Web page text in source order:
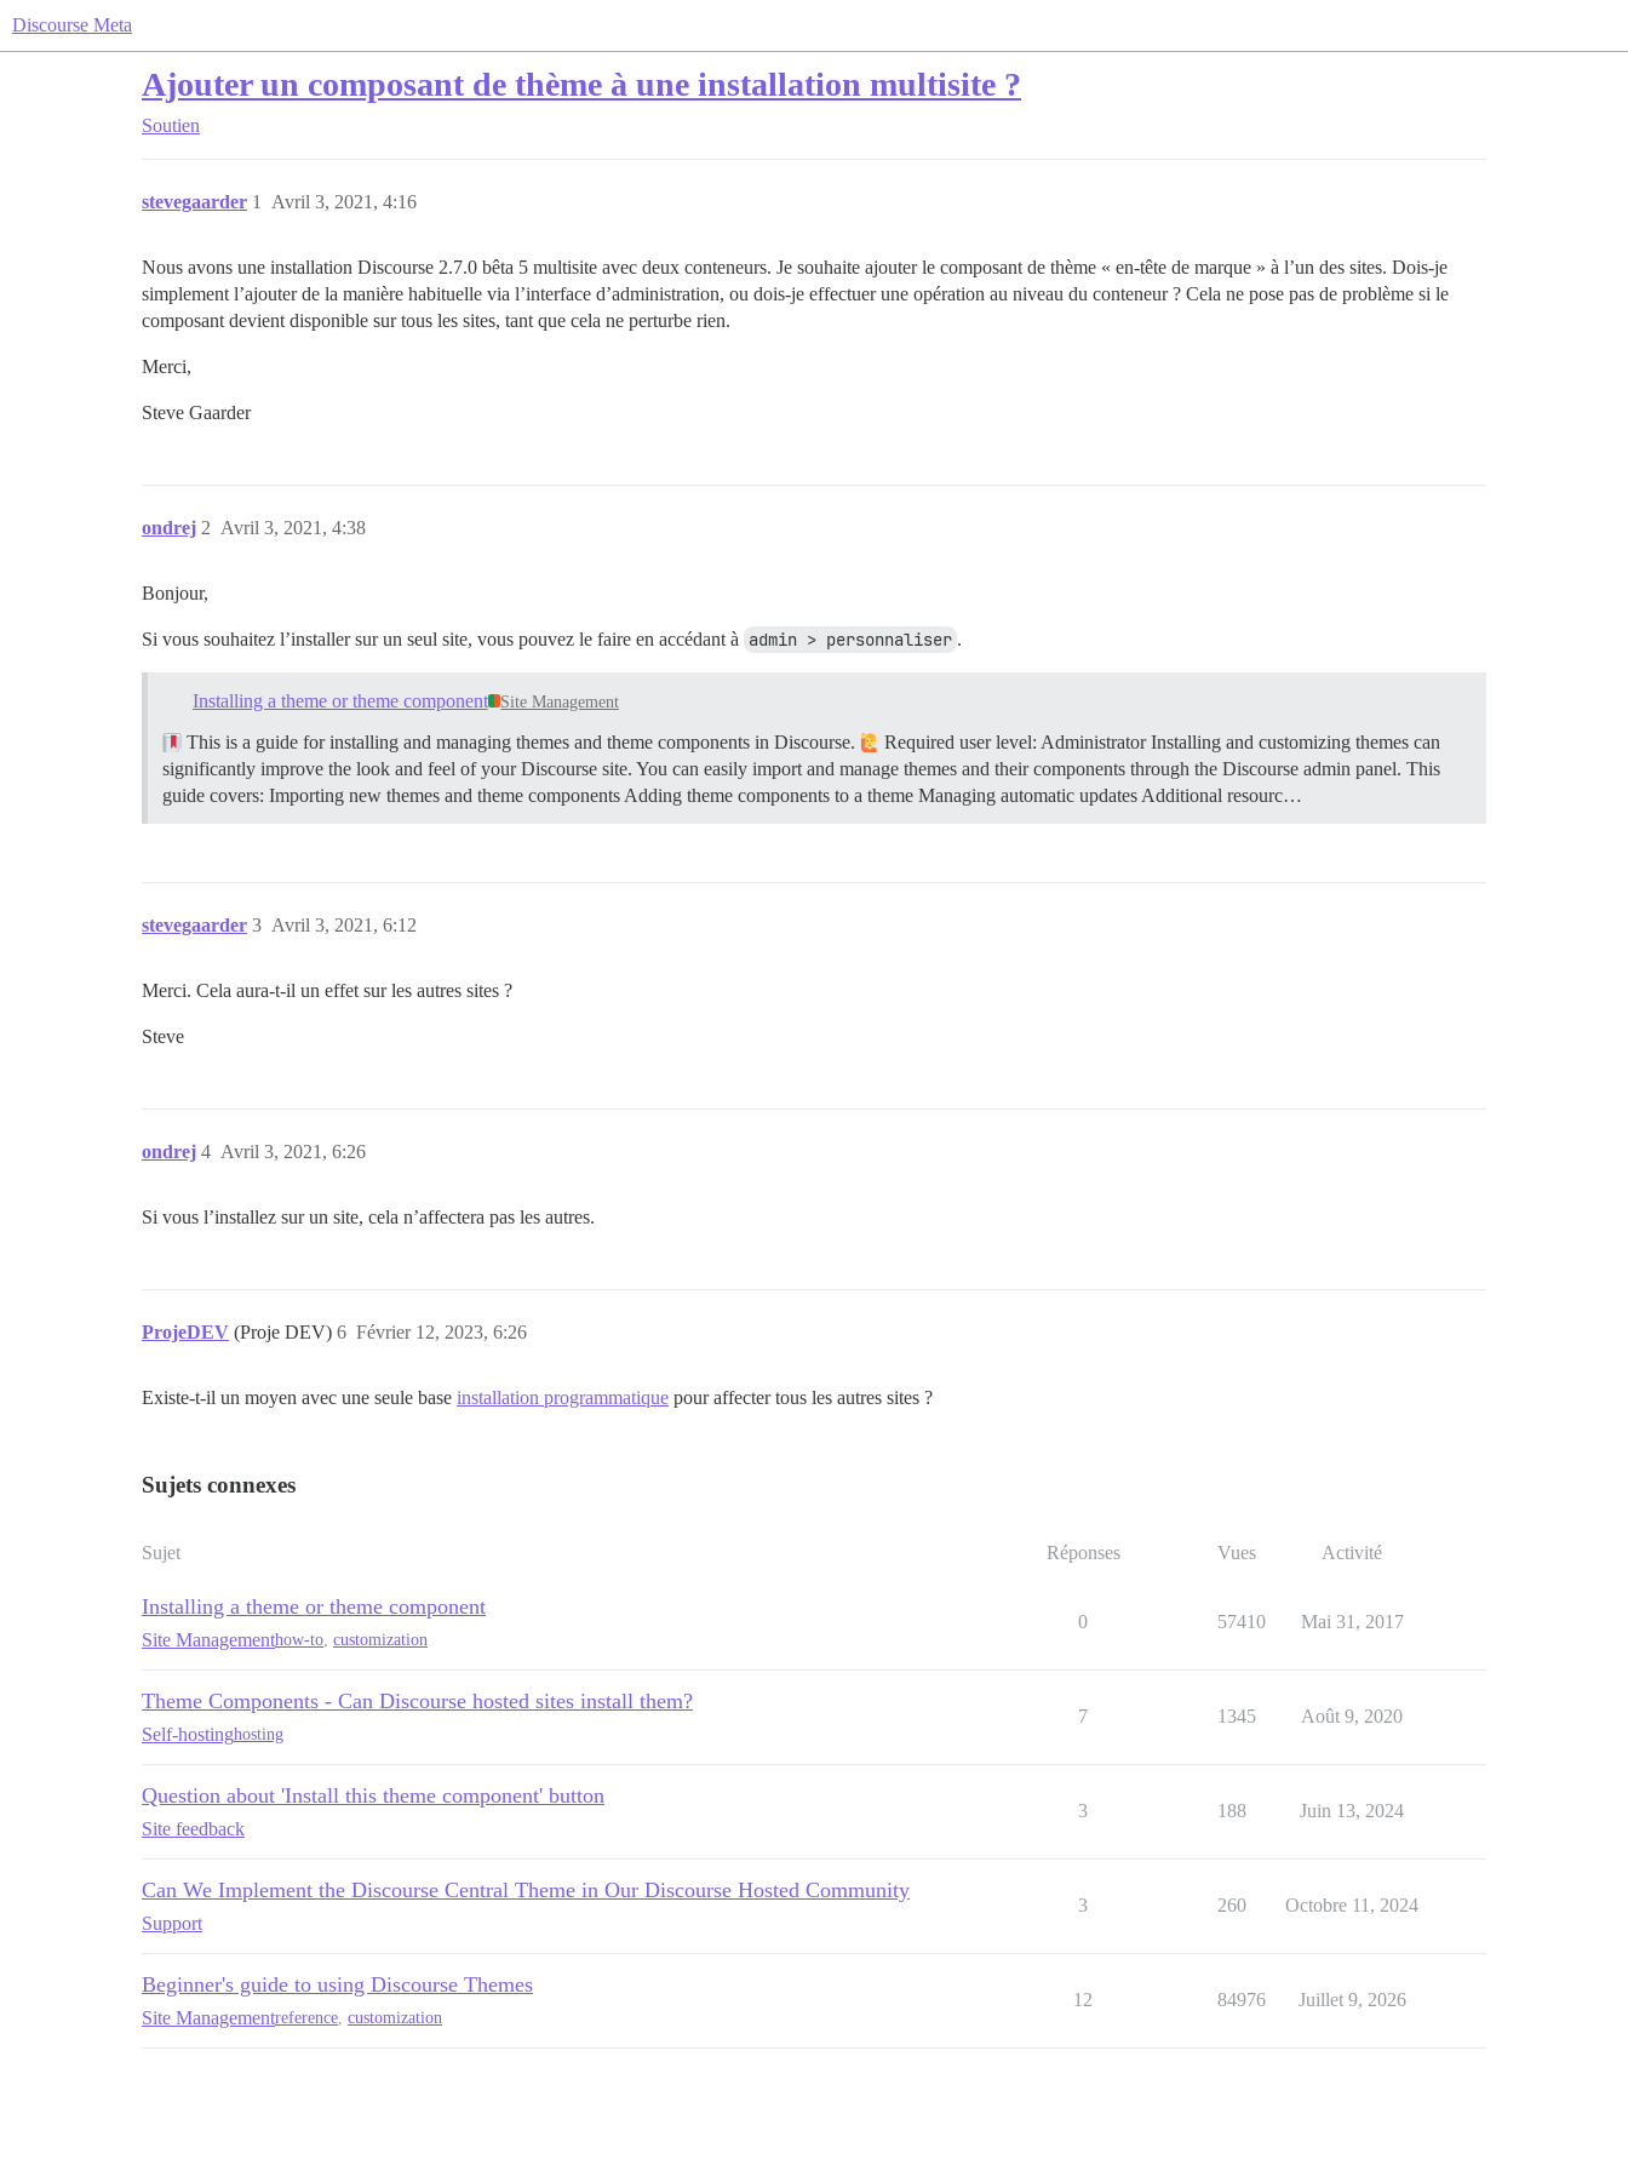
Discourse Meta
Ajouter un composant de thème à une installation multisite ?
Soutien
stevegaarder Avril 3, 2021, 4:16
1
Nous avons une installation Discourse 2.7.0 bêta 5 multisite avec deux conteneurs. Je souhaite ajouter le composant de thème « en-tête de marque » à l’un des sites. Dois-je
simplement l’ajouter de la manière habituelle via l’interface d’administration, ou dois-je effectuer une opération au niveau du conteneur ? Cela ne pose pas de problème si le
composant devient disponible sur tous les sites, tant que cela ne perturbe rien.
Merci,
Steve Gaarder
ondrej Avril 3, 2021, 4:38
2
Bonjour,
Si vous souhaitez l’installer sur un seul site, vous pouvez le faire en accédant à admin > personnaliser .
Installing a theme or theme component Site Management
This is a guide for installing and managing themes and theme components in Discourse.
Required user level: Administrator Installing and customizing themes can
significantly improve the look and feel of your Discourse site. You can easily import and manage themes and their components through the Discourse admin panel. This
guide covers: Importing new themes and theme components Adding theme components to a theme Managing automatic updates Additional resourc…
stevegaarder Avril 3, 2021, 6:12
3
Merci. Cela aura-t-il un effet sur les autres sites ?
Steve
ondrej Avril 3, 2021, 6:26
4
Si vous l’installez sur un site, cela n’affectera pas les autres.
ProjeDEV (Proje DEV) Février 12, 2023, 6:26
6
Existe-t-il un moyen avec une seule base installation programmatique pour affecter tous les autres sites ?
Sujets connexes
Sujet Réponses Vues Activité
Installing a theme or theme component
Site Managementhow-to, customization
0 57410 Mai 31, 2017
Theme Components - Can Discourse hosted sites install them?
Self-hostinghosting
7 1345 Août 9, 2020
Question about 'Install this theme component' button
Site feedback
3 188 Juin 13, 2024
Can We Implement the Discourse Central Theme in Our Discourse Hosted Community
Support
3 260 Octobre 11, 2024
Beginner's guide to using Discourse Themes
Site Managementreference, customization
12 84976 Juillet 9, 2026